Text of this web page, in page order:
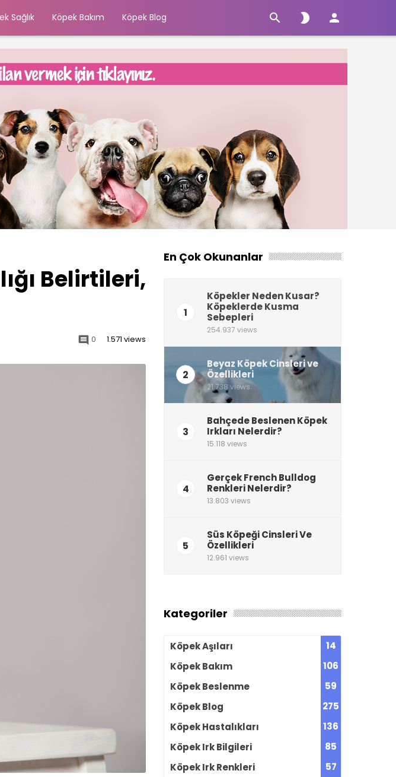
Sağlık Köpek Bakım Köpek Blog   
Belirtileri,
 0 1.571 views
En Çok Okunanlar
1
Köpekler Neden Kusar?
Köpeklerde Kusma
Sebepleri
254.937 views
2
Beyaz Köpek Cinsleri ve
Özellikleri
21.738 views
3
Bahçede Beslenen Köpek
Irkları Nelerdir?
15.118 views
4
Gerçek French Bulldog
Renkleri Nelerdir?
13.803 views
5
Süs Köpeği Cinsleri Ve
Özellikleri
12.961 views
Kategoriler
Köpek Aşıları
14
Köpek Bakım
106
Köpek Beslenme
59
Köpek Blog
275
Köpek Hastalıkları
136
Köpek Irk Bilgileri
85
Köpek Irk Renkleri
57